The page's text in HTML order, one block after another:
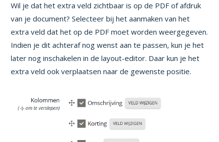
Wil je dat het extra veld zichtbaar is op de PDF of afdruk
van je document? Selecteer bij het aanmaken van het
extra veld dat het op de PDF moet worden weergegeven.
Indien je dit achteraf nog wenst aan te passen, kun je het
later nog inschakelen in de layout-editor. Daar kun je het
extra veld ook verplaatsen naar de gewenste positie.